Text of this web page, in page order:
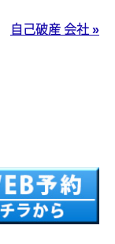
自己破産 会社 »